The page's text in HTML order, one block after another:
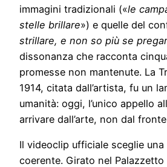
immagini tradizionali («le
stelle brillare») e quelle del
strillare, e non so più se
dissonanza che racconta
promesse non mantenute. La
1914, citata dall’artista, fu un
umanità: oggi, l’unico appello
arrivare dall’arte, non dal
Il videoclip ufficiale sceglie
coerente. Girato nel